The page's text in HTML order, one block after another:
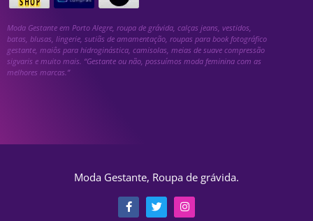
Moda Gestante em Porto Alegre, roupa de grávida, calças jeans, vestidos,
batas, blusas, lingerie, sutiãs de amamentação, roupas para book fotográfico
gestante, maiôs para hidroginástica, camisolas, meias de suave compressão
sigvaris e muito mais. “Gestante ou não, possuímos moda feminina com as
melhores marcas.”
Moda Gestante, Roupa de grávida.